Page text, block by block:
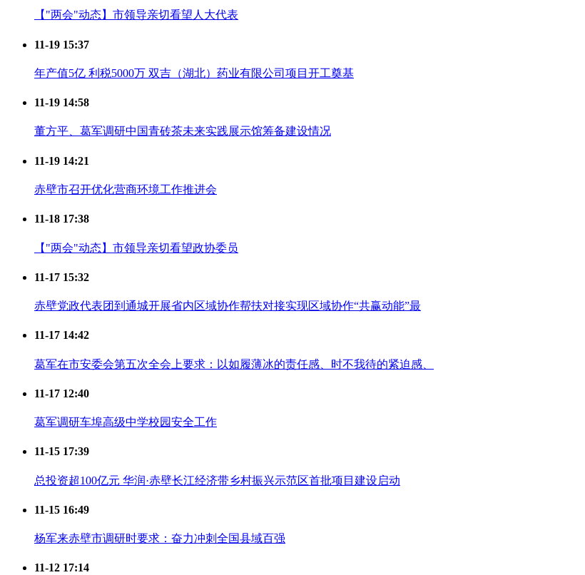
【"两会"动态】市领导亲切看望人大代表
11-19 15:37
年产值5亿 利税5000万 双吉（湖北）药业有限公司项目开工奠基
11-19 14:58
董方平、葛军调研中国青砖茶未来实践展示馆筹备建设情况
11-19 14:21
赤壁市召开优化营商环境工作推进会
11-18 17:38
【"两会"动态】市领导亲切看望政协委员
11-17 15:32
赤壁党政代表团到通城开展省内区域协作帮扶对接实现区域协作“共赢动能”最
11-17 14:42
葛军在市安委会第五次全会上要求：以如履薄冰的责任感、时不我待的紧迫感、
11-17 12:40
葛军调研车埠高级中学校园安全工作
11-15 17:39
总投资超100亿元 华润·赤壁长江经济带乡村振兴示范区首批项目建设启动
11-15 16:49
杨军来赤壁市调研时要求：奋力冲刺全国县域百强
11-12 17:14